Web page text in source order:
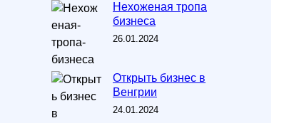
Нехоженая тропа
бизнеса
26.01.2024
Открыть бизнес в
Венгрии
24.01.2024